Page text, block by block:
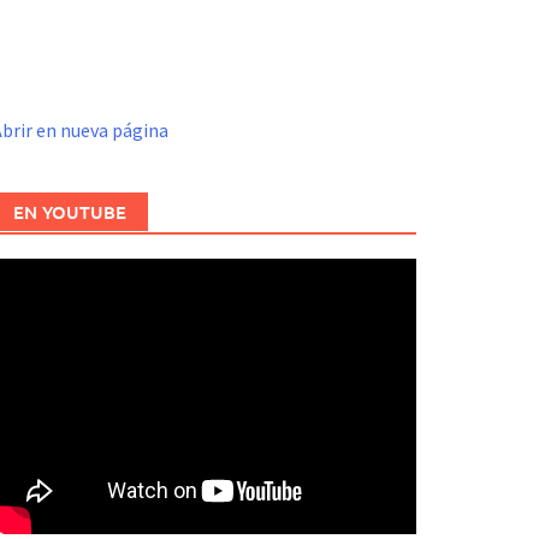
en nueva página
EN YOUTUBE